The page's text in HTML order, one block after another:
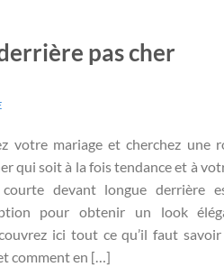
pas cher
votre mariage et cherchez une
qui soit à la fois tendance et à
devant longue derrière
pour obtenir un look
ici tout ce qu’il faut
comment en […]